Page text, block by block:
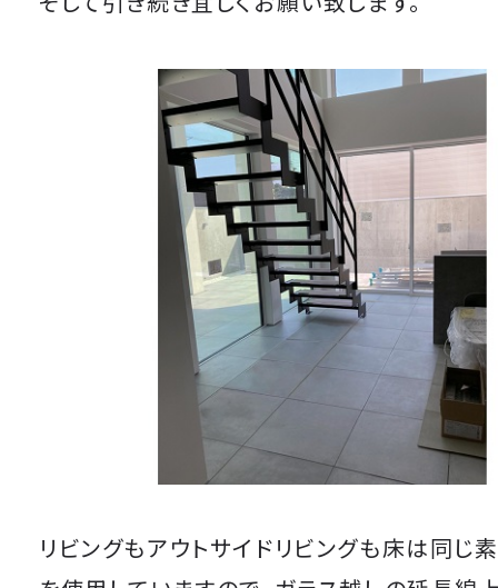
リビングもアウトサイドリビングも床は同じ